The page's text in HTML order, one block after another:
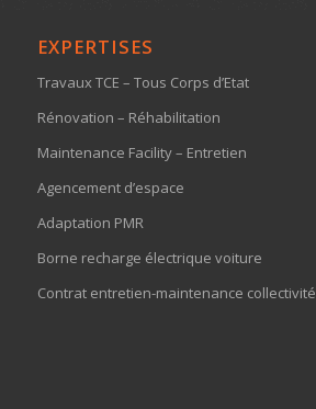
EXPERTISES
Travaux TCE – Tous Corps d’Etat
Rénovation – Réhabilitation
Maintenance Facility – Entretien
Agencement d’espace
Adaptation PMR
Borne recharge électrique voiture
Contrat entretien-maintenance collectivité